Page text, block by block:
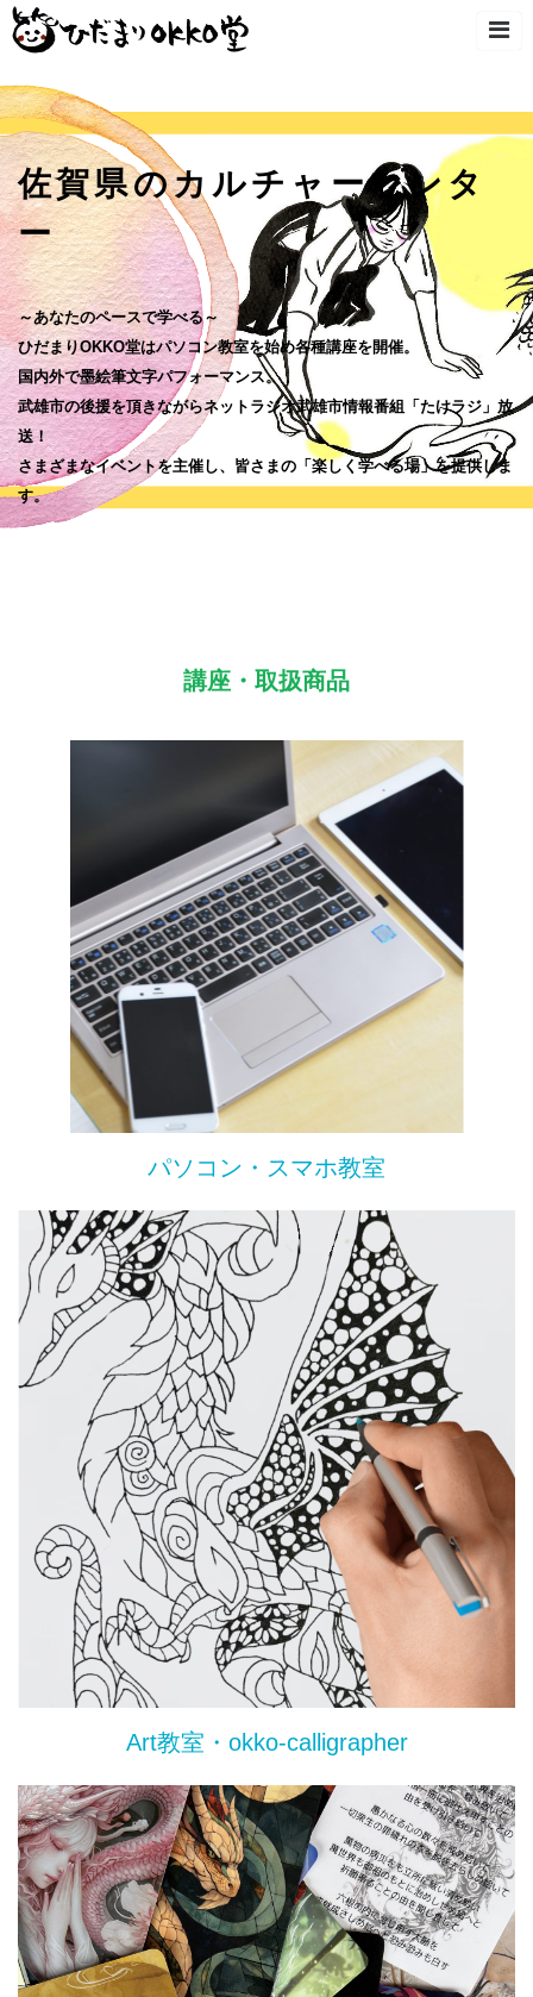
佐賀県のカルチャーセンタ
ー
～あなたのペースで学べる～
ひだまりOKKO堂はパソコン教室を始め各種講座を開催。
国内外で墨絵筆文字パフォーマンス。
武雄市の後援を頂きながらネットラジオ武雄市情報番組「たけラジ」放
送！
さまざまなイベントを主催し、皆さまの「楽しく学べる場」を提供しま
す。
講座・取扱商品
パソコン・スマホ教室
Art教室・okko-calligrapher